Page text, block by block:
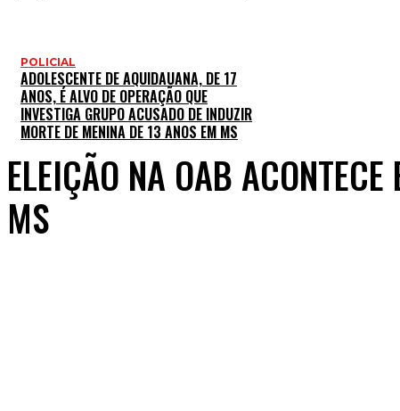
POLICIAL
ADOLESCENTE DE AQUIDAUANA, DE 17
ANOS, É ALVO DE OPERAÇÃO QUE
INVESTIGA GRUPO ACUSADO DE INDUZIR
MORTE DE MENINA DE 13 ANOS EM MS
ELEIÇÃO NA OAB
MS